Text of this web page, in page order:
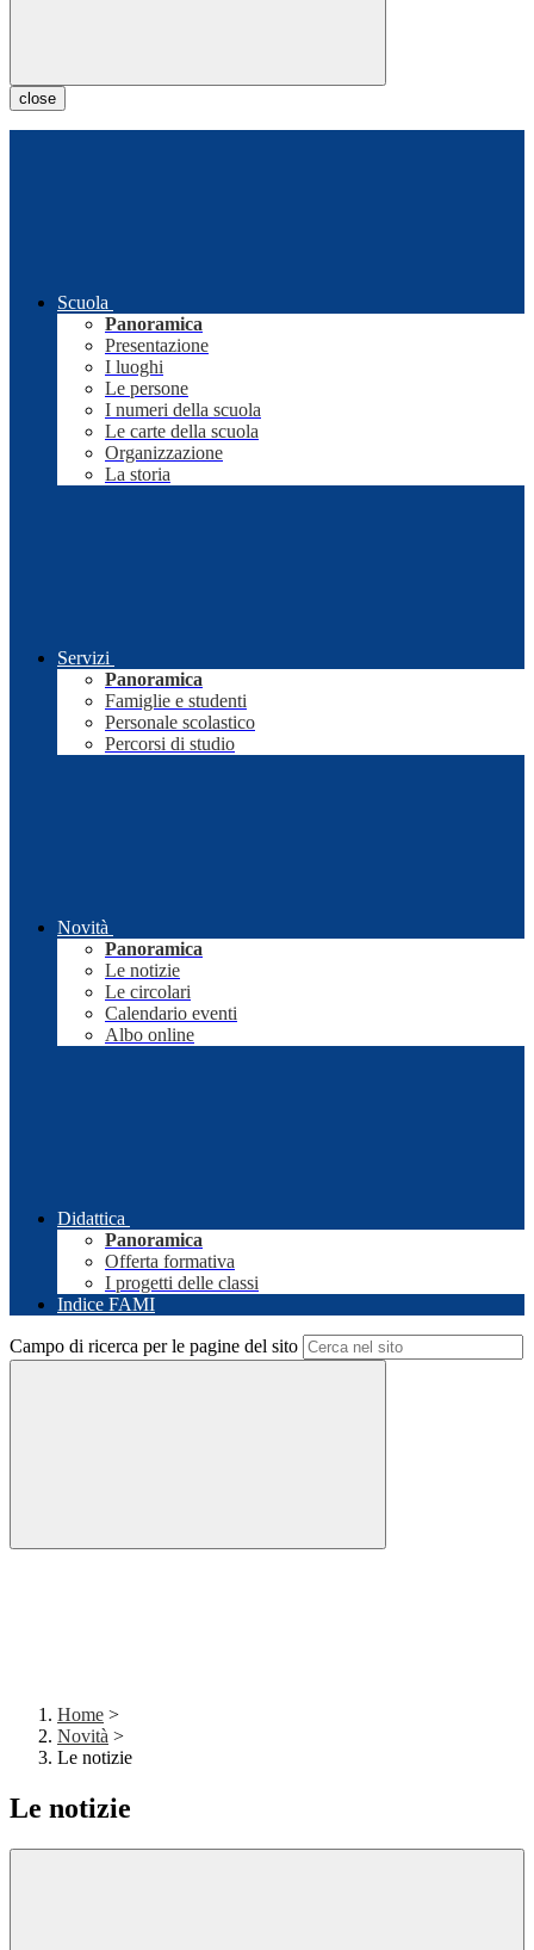
close
Scuola
Panoramica
Presentazione
I luoghi
Le persone
I numeri della scuola
Le carte della scuola
Organizzazione
La storia
Servizi
Panoramica
Famiglie e studenti
Personale scolastico
Percorsi di studio
Novità
Panoramica
Le notizie
Le circolari
Calendario eventi
Albo online
Didattica
Panoramica
Offerta formativa
I progetti delle classi
Indice FAMI
Campo di ricerca per le pagine del sito
Home >
Novità >
Le notizie
Le notizie